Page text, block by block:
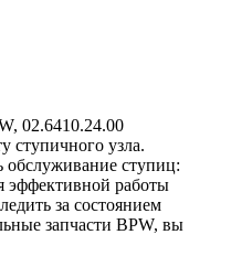
02.6410.24.00
ступичного узла.
обслуживание ступиц:
эффективной работы
за состоянием
запчасти BPW, вы